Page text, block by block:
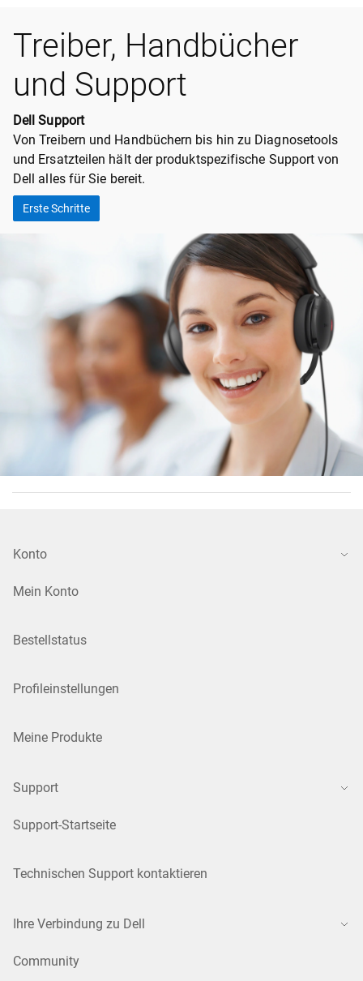
Treiber, Handbücher
und Support
Dell Support
Von Treibern und Handbüchern bis hin zu Diagnosetools
und Ersatzteilen hält der produktspezifische Support von
Dell alles für Sie bereit.
Erste Schritte
Konto
Mein Konto
Bestellstatus
Profileinstellungen
Meine Produkte
Support
Support-Startseite
Technischen Support kontaktieren
Ihre Verbindung zu Dell
Community